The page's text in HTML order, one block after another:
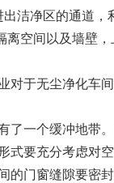
洁净区的通道，
空间以及墙壁，
于无尘净化车
一个缓冲地带
要充分考虑对空
的门窗缝隙要密